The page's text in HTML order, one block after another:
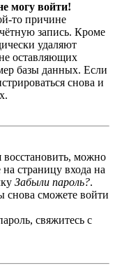
могу войти!
то причине
запись. Кроме
удаляют
оставляющих
базы данных. Если
снова и
восстановить, можно
страницу входа на
Забыли пароль?.
снова сможете войти
свяжитесь с